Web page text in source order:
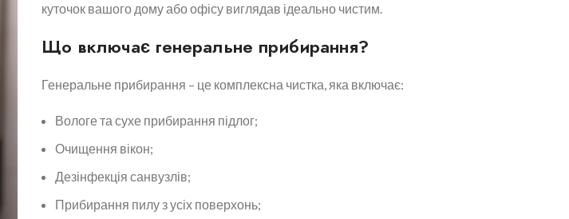
куточок вашого дому або офісу виглядав ідеально чистим.
Що включає генеральне прибирання?
Генеральне прибирання – це комплексна чистка, яка включає:
Вологе та сухе прибирання підлог;
Очищення вікон;
Дезінфекція санвузлів;
Прибирання пилу з усіх поверхонь;